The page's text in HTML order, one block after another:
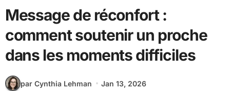
Message de réconfort :
comment soutenir un proche
dans les moments difficiles
par Cynthia Lehman
Jan 13, 2026